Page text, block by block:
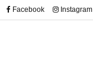
Facebook Instagram